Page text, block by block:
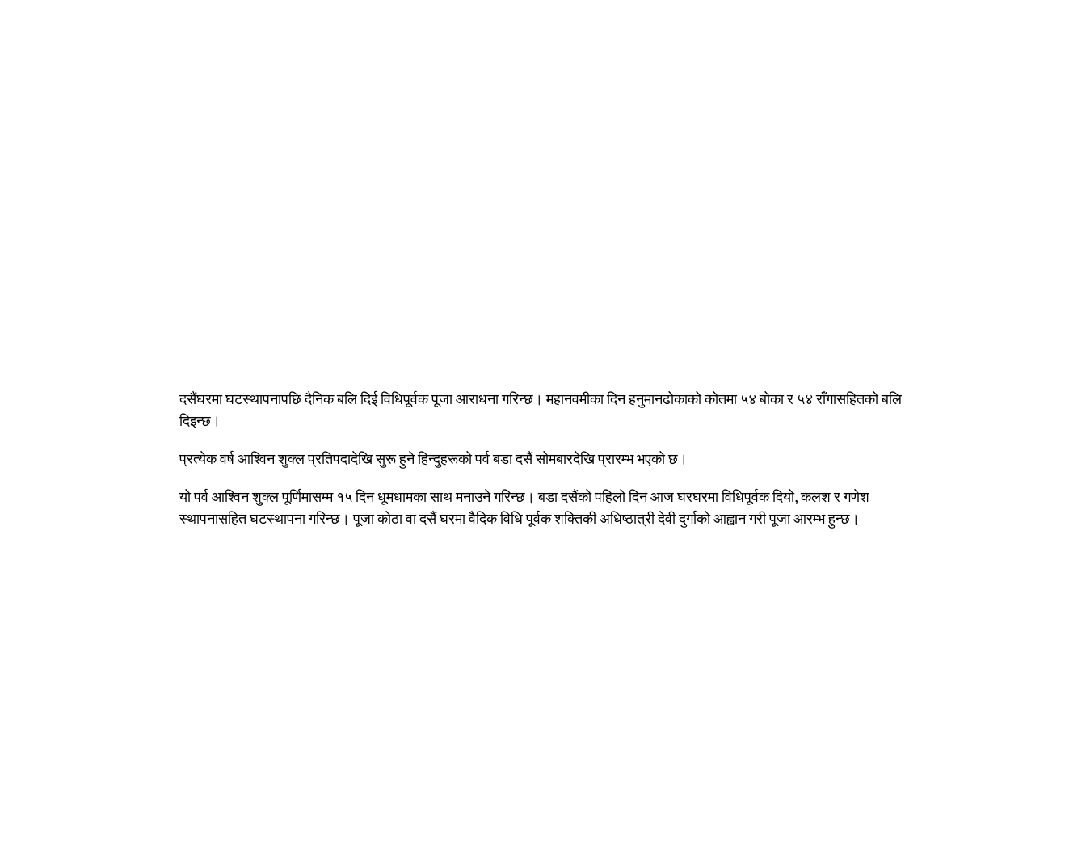
दसैंघरमा घटस्थापनापछि दैनिक बलि दिई विधिपूर्वक पूजा आराधना गरिन्छ। महानवमीका दिन हनुमानढोकाको कोतमा ५४ बोका र ५४ राँगासहितको बलि
दिइन्छ।
प्रत्येक वर्ष आश्विन शुक्ल प्रतिपदादेखि सुरू हुने हिन्दुहरूको पर्व बडा दसैं सोमबारदेखि प्रारम्भ भएको छ।
यो पर्व आश्विन शुक्ल पूर्णिमासम्म १५ दिन धूमधामका साथ मनाउने गरिन्छ। बडा दसैंको पहिलो दिन आज घरघरमा विधिपूर्वक दियो, कलश र गणेश
स्थापनासहित घटस्थापना गरिन्छ। पूजा कोठा वा दसैं घरमा वैदिक विधि पूर्वक शक्तिकी अधिष्ठात्री देवी दुर्गाको आह्वान गरी पूजा आरम्भ हुन्छ।